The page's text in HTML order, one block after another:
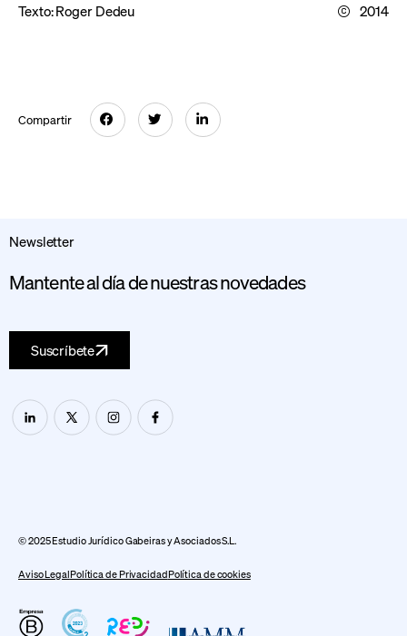
Texto:Roger Dedeu 2014
Compartir
Newsletter
Mantente al día de nuestras novedades
Suscríbete
© 2025 Estudio Jurídico Gabeiras y Asociados S.L.
Aviso LegalPolítica de PrivacidadPolítica de cookies